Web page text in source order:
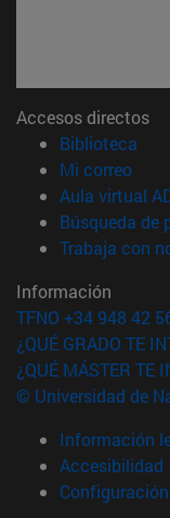
Accesos directos
Biblioteca
Mi correo
Aula virtual
Búsqueda de
Trabaja con
Información
TFNO +34 948 42
¿QUÉ GRADO TE
¿QUÉ MÁSTER TE
© Universidad de
Información
Accesibilidad